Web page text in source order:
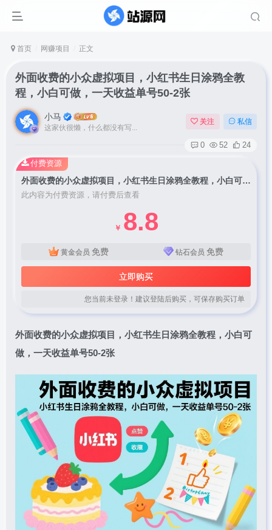
首页 网赚项目 正文
外面收费的小众虚拟项目，小红书生日涂鸦全教
程，小白可做，一天收益单号50-2张
小马
这家伙很懒，什么都没有写...
关注 私信
0 52 24
外面收费的小众虚拟项目，小红书生日涂鸦全教程，小白可做，一天收益单号50-2张
此内容为付费资源，请付费后查看
￥ 8.8
黄金会员 免费 钻石会员 免费
立即购买
您当前未登录！建议登陆后购买，可保存购买订单
付费资源
外面收费的小众虚拟项目， 小红书生日涂鸦全教程，小白可
做，一天收益单号50-2张